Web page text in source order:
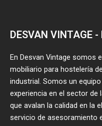
DESVAN VINTAGE
En Desvan Vintage somos
mobiliario para hostelería
industrial. Somos un
experiencia en el sector de
que avalan la calidad en la
servicio de asesoramiento